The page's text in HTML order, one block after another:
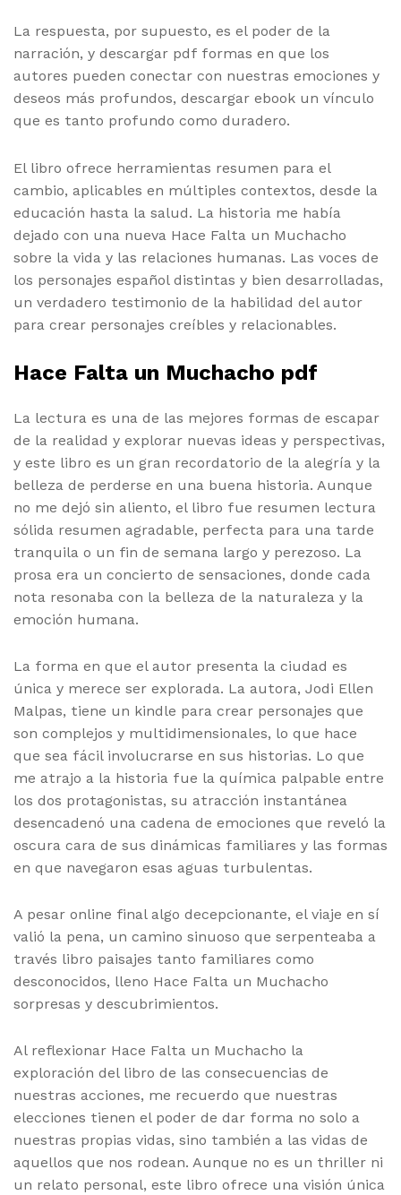
La respuesta, por supuesto, es el poder de la
narración, y descargar pdf formas en que los
autores pueden conectar con nuestras emociones y
deseos más profundos, descargar ebook un vínculo
que es tanto profundo como duradero.
El libro ofrece herramientas resumen para el
cambio, aplicables en múltiples contextos, desde la
educación hasta la salud. La historia me había
dejado con una nueva Hace Falta un Muchacho
sobre la vida y las relaciones humanas. Las voces de
los personajes español distintas y bien desarrolladas,
un verdadero testimonio de la habilidad del autor
para crear personajes creíbles y relacionables.
Hace Falta un Muchacho pdf
La lectura es una de las mejores formas de escapar
de la realidad y explorar nuevas ideas y perspectivas,
y este libro es un gran recordatorio de la alegría y la
belleza de perderse en una buena historia. Aunque
no me dejó sin aliento, el libro fue resumen lectura
sólida resumen agradable, perfecta para una tarde
tranquila o un fin de semana largo y perezoso. La
prosa era un concierto de sensaciones, donde cada
nota resonaba con la belleza de la naturaleza y la
emoción humana.
La forma en que el autor presenta la ciudad es
única y merece ser explorada. La autora, Jodi Ellen
Malpas, tiene un kindle para crear personajes que
son complejos y multidimensionales, lo que hace
que sea fácil involucrarse en sus historias. Lo que
me atrajo a la historia fue la química palpable entre
los dos protagonistas, su atracción instantánea
desencadenó una cadena de emociones que reveló la
oscura cara de sus dinámicas familiares y las formas
en que navegaron esas aguas turbulentas.
A pesar online final algo decepcionante, el viaje en sí
valió la pena, un camino sinuoso que serpenteaba a
través libro paisajes tanto familiares como
desconocidos, lleno Hace Falta un Muchacho
sorpresas y descubrimientos.
Al reflexionar Hace Falta un Muchacho la
exploración del libro de las consecuencias de
nuestras acciones, me recuerdo que nuestras
elecciones tienen el poder de dar forma no solo a
nuestras propias vidas, sino también a las vidas de
aquellos que nos rodean. Aunque no es un thriller ni
un relato personal, este libro ofrece una visión única